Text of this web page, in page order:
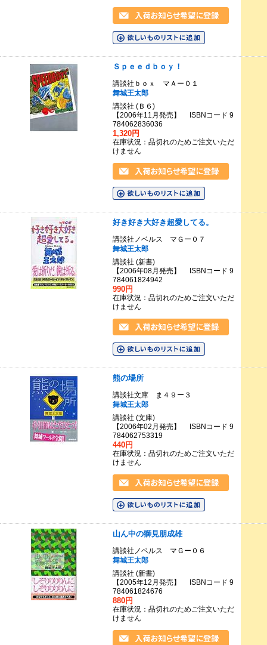
Ｓｐｅｅｄｂｏｙ！
講談社ｂｏｘ マＡー０１
舞城王太郎
講談社 (Ｂ６)
【2006年11月発売】 ISBNコード 9
784062836036
1,320円
在庫状況：品切れのためご注文いただ
けません
好き好き大好き超愛してる。
講談社ノベルス マＧー０７
舞城王太郎
講談社 (新書)
【2006年08月発売】 ISBNコード 9
784061824942
990円
在庫状況：品切れのためご注文いただ
けません
熊の場所
講談社文庫 ま４９ー３
舞城王太郎
講談社 (文庫)
【2006年02月発売】 ISBNコード 9
784062753319
440円
在庫状況：品切れのためご注文いただ
けません
山ん中の獅見朋成雄
講談社ノベルス マＧー０６
舞城王太郎
講談社 (新書)
【2005年12月発売】 ISBNコード 9
784061824676
880円
在庫状況：品切れのためご注文いただ
けません